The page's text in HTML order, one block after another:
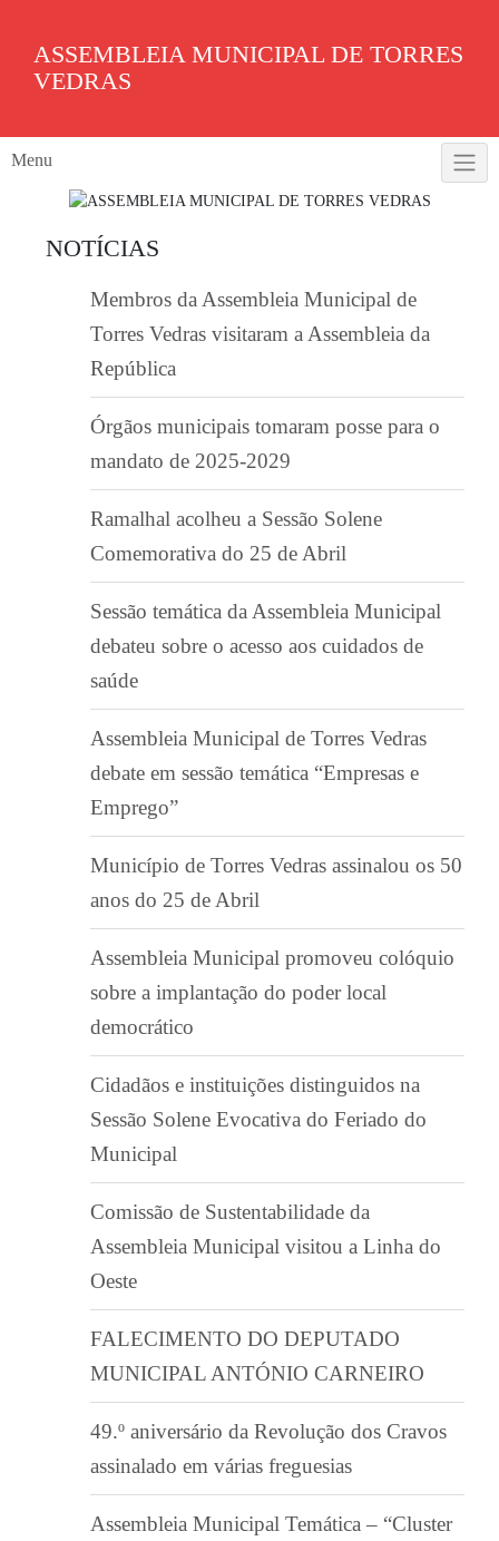
contentASSEMBLEIA MUNICIPAL DE TORRES
VEDRAS
Menu
NOTÍCIAS
Membros da Assembleia Municipal de
Torres Vedras visitaram a Assembleia da
República
Órgãos municipais tomaram posse para o
mandato de 2025-2029
Ramalhal acolheu a Sessão Solene
Comemorativa do 25 de Abril
Sessão temática da Assembleia Municipal
debateu sobre o acesso aos cuidados de
saúde
Assembleia Municipal de Torres Vedras
debate em sessão temática “Empresas e
Emprego”
Município de Torres Vedras assinalou os 50
anos do 25 de Abril
Assembleia Municipal promoveu colóquio
sobre a implantação do poder local
democrático
Cidadãos e instituições distinguidos na
Sessão Solene Evocativa do Feriado do
Municipal
Comissão de Sustentabilidade da
Assembleia Municipal visitou a Linha do
Oeste
FALECIMENTO DO DEPUTADO
MUNICIPAL ANTÓNIO CARNEIRO
49.º aniversário da Revolução dos Cravos
assinalado em várias freguesias
Assembleia Municipal Temática – “Cluster